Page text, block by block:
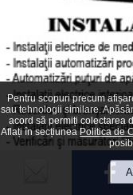
Pentru scopuri precum
sau tehnologii similare.
acord să permiți colectarea
Aflați în secțiuneaPolitica de